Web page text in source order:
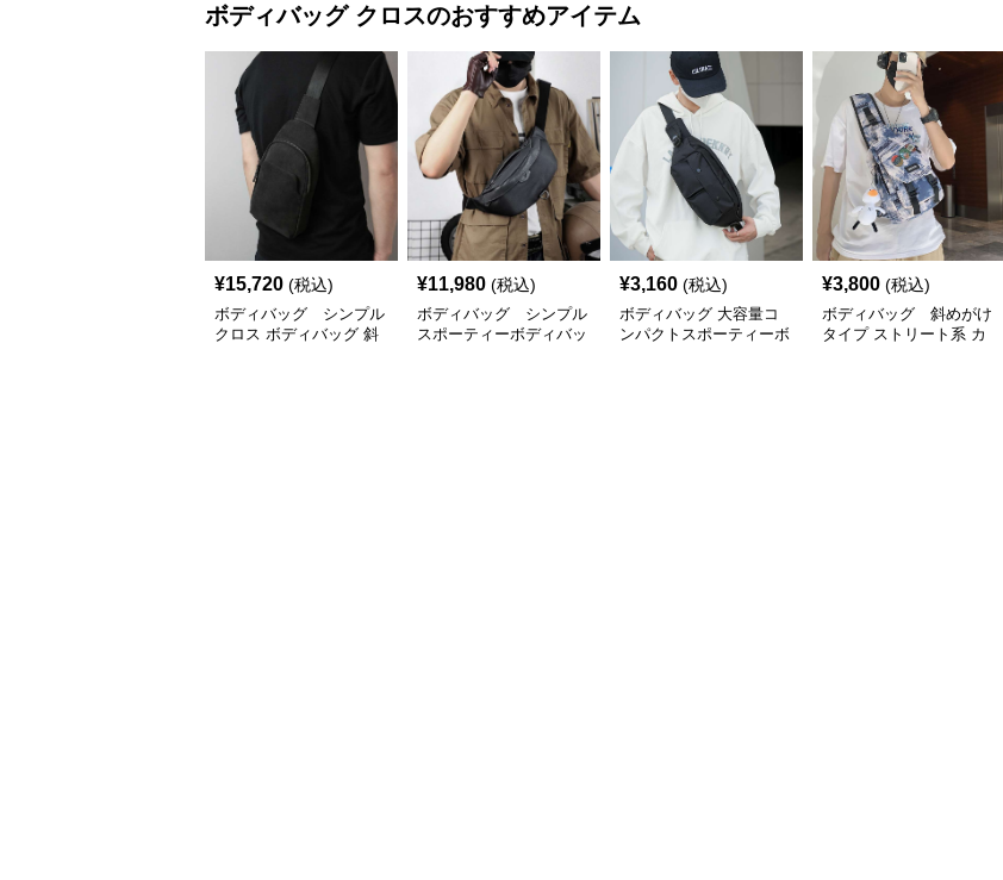
ボディバッグ クロスのおすすめアイテム
¥15,720 (税込)
ボディバッグ シンプル
クロス ボディバッグ 斜
¥11,980 (税込)
ボディバッグ シンプル
スポーティーボディバッ
¥3,160 (税込)
ボディバッグ 大容量コ
ンパクトスポーティーボ
¥3,800 (税込)
ボディバッグ 斜めがけ
タイプ ストリート系 カ